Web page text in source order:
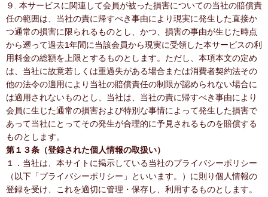
９. 本サービスに関連して会員が被った損害についての当社の賠償責
任の範囲は、当社の責に帰すべき事由により現実に発生した直接か
つ通常の損害に限られるものとし、かつ、損害の事由が生じた時点
から遡って過去1年間に当該会員から現実に受領した本サービスの利
用料金の総額を上限とするものとします。ただし、本項本文の定め
は、当社に故意若しくは重過失がある場合または消費者契約法その
他の法令の適用により当社の賠償責任の制限が認められない場合に
は適用されないものとし、当社は、当社の責に帰すべき事由により
会員に生じた通常の損害および特別な事情によって発生した損害で
あって当社にとってその発生が合理的に予見されるものを賠償する
ものとします。
第１３条（登録された個人情報の取扱い）
１．当社は、本サイトに掲示している当社のプライバシーポリシー
（以下「プライバシーポリシー」といいます。）に則り個人情報の
登録を受け、これを適切に管理・保存し、利用するものとします。